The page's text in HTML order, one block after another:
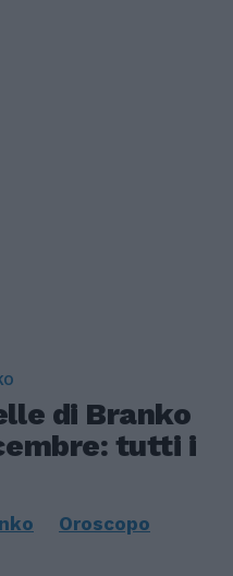
di Branko
tutti i
Oroscopo